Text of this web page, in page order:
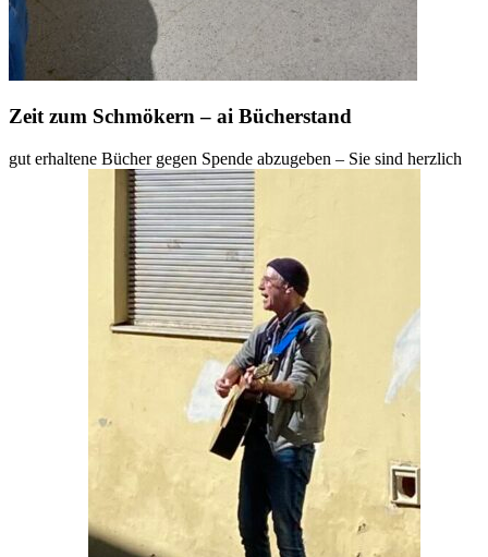
Zeit zum Schmökern – ai Bücherstand
gut erhaltene Bücher gegen Spende abzugeben – Sie sind herzlich